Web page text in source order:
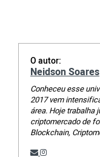
O autor:
Neidson Soares
Conheceu esse
2017 vem
área. Hoje trabalha
criptomercado de
Blockchain,